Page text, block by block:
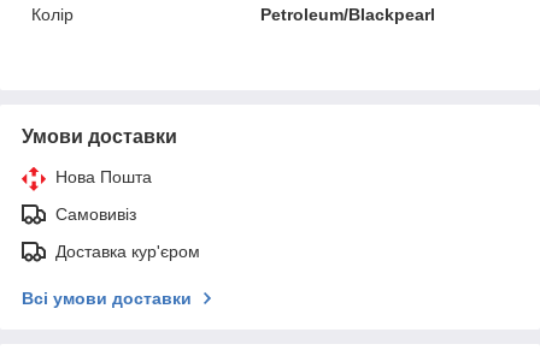
Колір
Petroleum/Blackpearl
Умови доставки
Нова Пошта
Самовивіз
Доставка кур'єром
Всі умови доставки